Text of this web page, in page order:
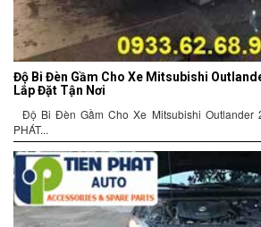
Độ Bi Đèn Gầm Cho Xe Mitsubishi
Lắp Đặt Tận Nơi
Độ Bi Đèn Gầm Cho Xe Mitsubishi
PHÁT...